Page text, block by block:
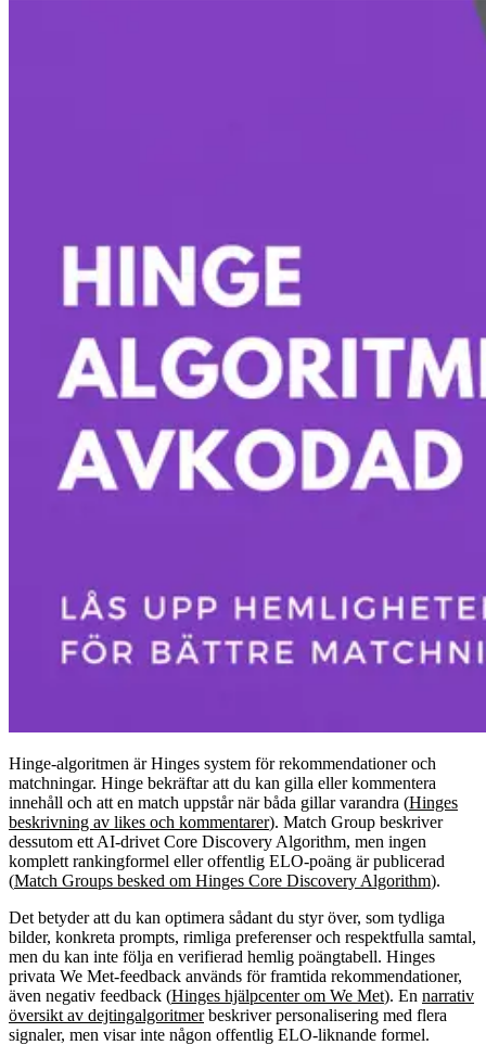
Hinge-algoritmen är Hinges system för rekommendationer och
matchningar. Hinge bekräftar att du kan gilla eller kommentera
innehåll och att en match uppstår när båda gillar varandra (Hinges
beskrivning av likes och kommentarer). Match Group beskriver
dessutom ett AI-drivet Core Discovery Algorithm, men ingen
komplett rankingformel eller offentlig ELO-poäng är publicerad
(Match Groups besked om Hinges Core Discovery Algorithm).
Det betyder att du kan optimera sådant du styr över, som tydliga
bilder, konkreta prompts, rimliga preferenser och respektfulla samtal,
men du kan inte följa en verifierad hemlig poängtabell. Hinges
privata We Met-feedback används för framtida rekommendationer,
även negativ feedback (Hinges hjälpcenter om We Met). En narrativ
översikt av dejtingalgoritmerbeskriver personalisering med flera
signaler, men visar inte någon offentlig ELO-liknande formel.